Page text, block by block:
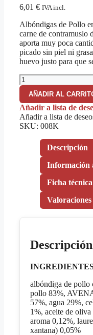
6,01 € IVA incl.
Albóndigas de Pollo
carne de contramuslo
aporta muy poca
picado sin piel ni
huevo justo para que
Albóndigas
de
pollo
en
salsa
keto
AÑADIR AL
Añadir a lista de
Añadir a lista de
SKU: 008K
Descripción
Información
Ficha técnica
Valoraciones
Descripción
albóndiga de
pollo 83%,
57%, agua 29%,
1%, aceite de
aroma 0,12%,
xantana) 0,05%